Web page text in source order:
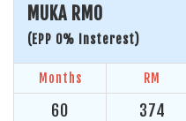
MUKA RM0
(EPP 0% Insterest)
Months RM
60 374